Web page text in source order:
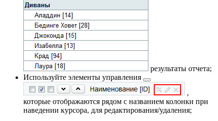
результаты отчета;
Используйте элементы управления
,
которые отображаются рядом с названием колонки при
наведении курсора, для редактирования/удаления;